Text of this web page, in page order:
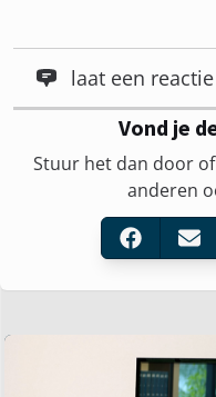
laat een
Vond je
Stuur het dan door
anderen